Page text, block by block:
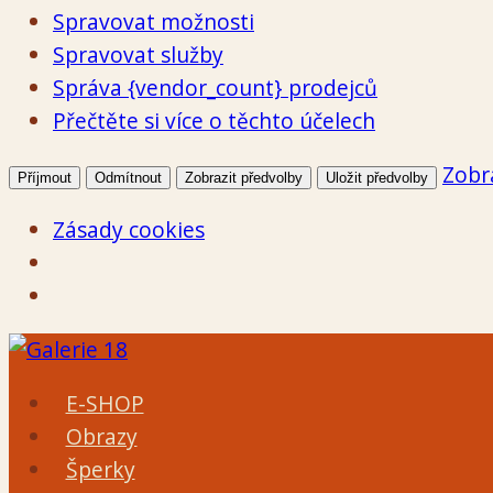
Spravovat možnosti
Spravovat služby
Správa {vendor_count} prodejců
Přečtěte si více o těchto účelech
Příjmout Odmítnout Zobrazit předvolby Uložit předvolby
Zásady cookies
Přeskočit
obsahE-SHOP
Obrazy
Šperky